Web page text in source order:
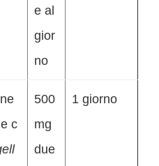
e al
gior
no
c
500
mg
due
1 giorno